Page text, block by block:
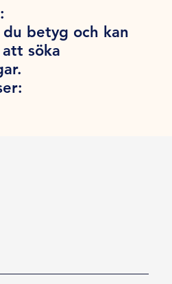
betyg och kan
söka